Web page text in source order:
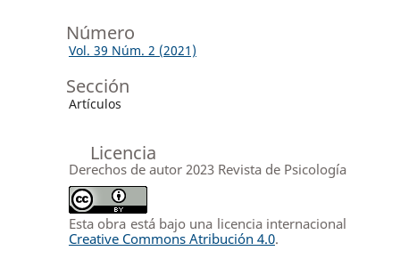
Número
Vol. 39 Núm. 2 (2021)
Sección
Artículos
Licencia
Derechos de autor 2023 Revista de Psicología
Esta obra está bajo una licencia internacional
Creative Commons Atribución 4.0.